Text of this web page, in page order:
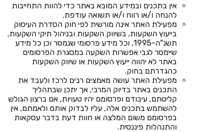
אין בתכנים ובמידע המובא באתר כדי להוות התחייבות
להנחה ו/או רווח ו/או תשואה עודפת.
מפעילת האתר אינה מורשית לפי חוק הסדרת העיסוק
בייעוץ השקעות, בשיווק השקעות ובניהול תיקי השקעות,
תשנ"ה-1995, וכל מידע פרסומי שנמסר וכן כל מידע
שיימסר לגבי אפשרות השקעה במסגרת הפרסומים
באתר לא יהווה ייעוץ השקעות או שיווק השקעות
כהגדרתם בחוק.
מפעילת האתר עושה מאמצים רבים לרכז ולעבד את
התכנים באתר בדיוק המרבי, אך יתכן שבתהליך
קליטתם, עיבודם ופרסומם יהיו טעויות, אם ברצון הגולש
להשתמש בתכנים אלה, עליו לבדוק אותם ולאמתם, אין
בפרסומם משום המלצה או חוות דעת בדבר עסקאות
והתנהלות פיננסית.